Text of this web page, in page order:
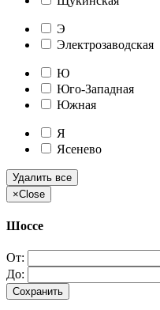
Э
Электрозаводская
Ю
Юго-Западная
Южная
Я
Ясенево
Удалить все
×Close
Шоссе
От:
До:
Сохранить